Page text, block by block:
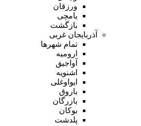
ورزقان
یامچی
بازگشت
آذربایجان غربی
تمام شهر‌ها
ارومیه
آواجیق
اشنویه
ایواوغلی
باروق
بازرگان
بوکان
پلدشت